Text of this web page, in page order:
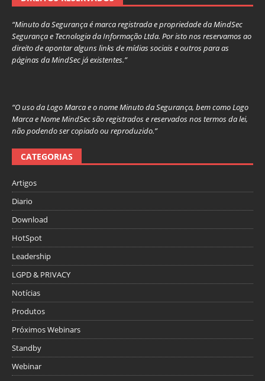
“Minuto da Segurança é marca registrada e propriedade da MindSec
Segurança e Tecnologia da Informação Ltda. Por isto nos reservamos ao
direito de apontar alguns links de mídias sociais e outros para as
páginas da MindSec já existentes.”
“O uso da Logo Marca e o nome Minuto da Segurança, bem como Logo
Marca e Nome MindSec são registrados e reservados nos termos da lei,
não podendo ser copiado ou reproduzido.”
CATEGORIAS
Artigos
Diario
Download
HotSpot
Leadership
LGPD & PRIVACY
Notícias
Produtos
Próximos Webinars
Standby
Webinar